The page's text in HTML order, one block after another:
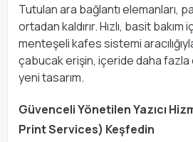
Tutulan ara bağlantı elemanları,
ortadan kaldırır. Hızlı, basit bakım
menteşeli kafes sistemi
çabucak erişin, içeride daha fazla
yeni tasarım.
Güvenceli Yönetilen Yazıcı
Print Services) Keşfedin